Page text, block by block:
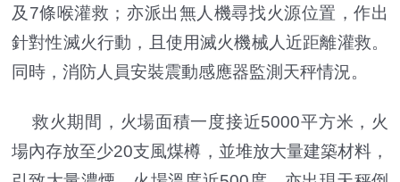
及7條喉灌救；亦派出無人機尋找火源位置，作出
針對性滅火行動，且使用滅火機械人近距離灌救。
同時，消防人員安裝震動感應器監測天秤情況。
救火期間，火場面積一度接近5000平方米，火
場內存放至少20支風煤樽，並堆放大量建築材料，